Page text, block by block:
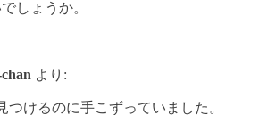
しょうか。
より:
つけるのに手こずっていました。